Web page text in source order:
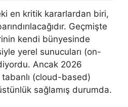
en kritik kararlardan biri,
Geçmişte
kendi bünyesinde
yerel sunucuları (on-
Ancak 2026
(cloud-based)
sağlamış durumda.